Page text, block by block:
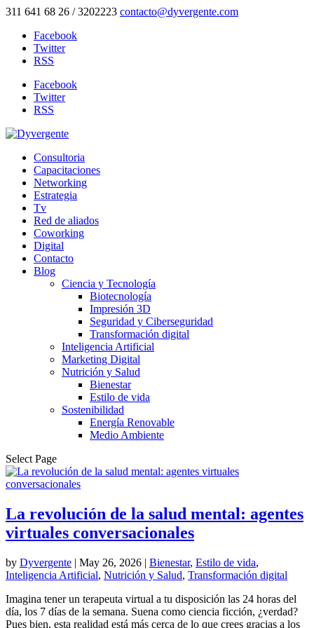
311 641 68 26 / 3202223 contacto@dyvergente.com
Facebook
Twitter
RSS
Facebook
Twitter
RSS
Consultoria
Capacitaciones
Networking
Estrategia
Tv
Red de aliados
Coworking
Digital
Contacto
Blog
Ciencia y Tecnología
Biotecnología
Impresión 3D
Seguridad y Ciberseguridad
Transformación digital
Inteligencia Artificial
Marketing Digital
Nutrición y Salud
Bienestar
Estilo de vida
Sostenibilidad
Energía Renovable
Medio Ambiente
Select Page
La revolución de la salud mental: agentes
virtuales conversacionales
by Dyvergente | May 26, 2026 | Bienestar, Estilo de vida,
Inteligencia Artificial, Nutrición y Salud, Transformación digital
Imagina tener un terapeuta virtual a tu disposición las 24 horas del
día, los 7 días de la semana. Suena como ciencia ficción, ¿verdad?
Pues bien, esta realidad está más cerca de lo que crees gracias a los